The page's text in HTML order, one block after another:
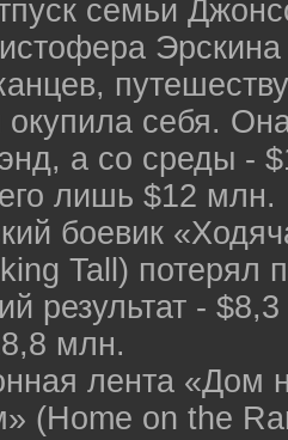
семьи
окупила себя.
а со среды -
лишь $12 млн.
боевик
Tall) потерял
результат -
млн.
лента «Дом
(Home on the